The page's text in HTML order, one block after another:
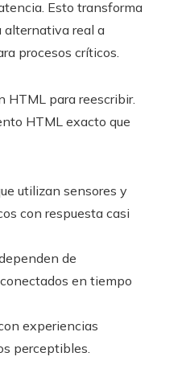
Esto transforma
alternativa real a
procesos críticos.
HTML para reescribir.
HTML exacto que
utilizan sensores y
con respuesta casi
de
en tiempo
experiencias
perceptibles.